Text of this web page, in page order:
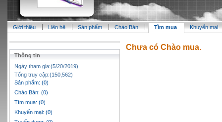
Giới thiệu Liên hệ Sản phẩm Chào Bán Tìm mua Khuyến mại
Thông tin
Ngày tham gia:(5/20/2019)
Tổng truy cập:(150,562)
Sản phẩm: (0)
Chào Bán: (0)
Tìm mua: (0)
Khuyến mại: (0)
Chưa có Chào mua.